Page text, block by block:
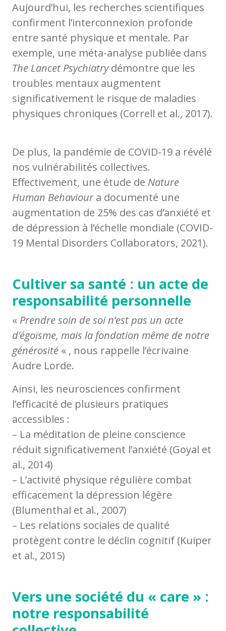
Aujourd’hui, les recherches scientifiques
confirment l’interconnexion profonde
entre santé physique et mentale. Par
exemple, une méta-analyse publiée dans
The Lancet Psychiatrydémontre que les
troubles mentaux augmentent
significativement le risque de maladies
physiques chroniques (Correll et al., 2017).
De plus, la pandémie de COVID-19 a révélé
nos vulnérabilités collectives.
Effectivement, une étude de Nature
Human Behavioura documenté une
augmentation de 25% des cas d’anxiété et
de dépression à l’échelle mondiale (COVID-
19 Mental Disorders Collaborators, 2021).
Cultiver sa santé : un acte de
responsabilité personnelle
« Prendre soin de soi n’est pas un acte
d’égoïsme, mais la fondation même de notre
générosité « , nous rappelle l’écrivaine
Audre Lorde.
Ainsi, les neurosciences confirment
l’efficacité de plusieurs pratiques
accessibles :
– La méditation de pleine conscience
réduit significativement l’anxiété (Goyal et
al., 2014)
– L’activité physique régulière combat
efficacement la dépression légère
(Blumenthal et al., 2007)
– Les relations sociales de qualité
protègent contre le déclin cognitif (Kuiper
et al., 2015)
Vers une société du « care » :
notre responsabilité